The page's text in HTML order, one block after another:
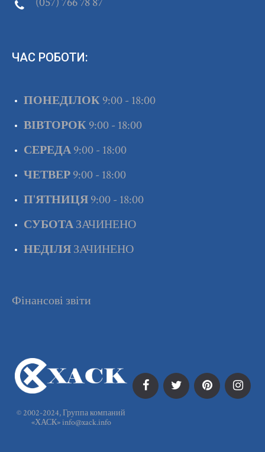
ЧАС РОБОТИ:
ПОНЕДІЛОК9:00 - 18:00
ВІВТОРОК9:00 - 18:00
СЕРЕДА9:00 - 18:00
ЧЕТВЕР9:00 - 18:00
П'ЯТНИЦЯ9:00 - 18:00
СУБОТАЗАЧИНЕНО
НЕДІЛЯЗАЧИНЕНО
Фінансові звіти
© 2002-2024, Группа компаний
«ХАСК»info@xack.info